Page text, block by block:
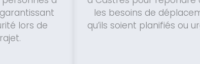
lors de
les besoins de
qu’ils soient planifiés ou